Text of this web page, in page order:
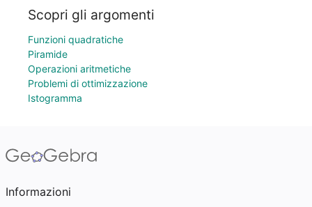
Scopri gli argomenti
Funzioni quadratiche
Piramide
Operazioni aritmetiche
Problemi di ottimizzazione
Istogramma
Informazioni